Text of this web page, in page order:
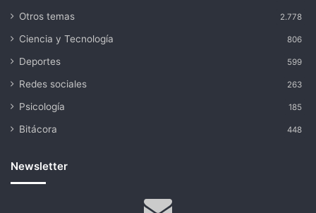
Otros temas 2.778
Ciencia y Tecnología 806
Deportes 599
Redes sociales 263
Psicología 185
Bitácora 448
Newsletter